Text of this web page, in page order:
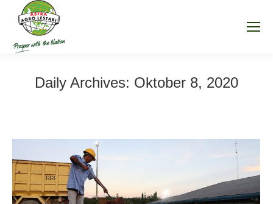
Daily Archives: Oktober 8, 2020